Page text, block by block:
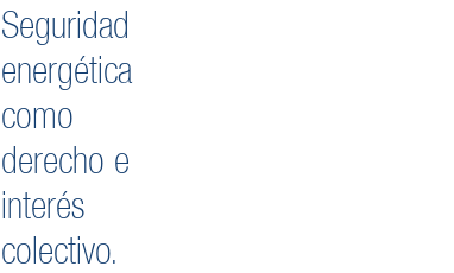
Seguridad
energética
como
derecho e
interés
colectivo.